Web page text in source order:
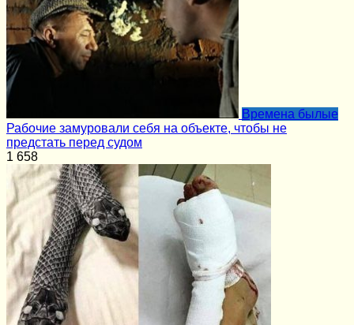
Времена былые
Рабочие замуровали себя на объекте, чтобы не
предстать перед судом
1 658